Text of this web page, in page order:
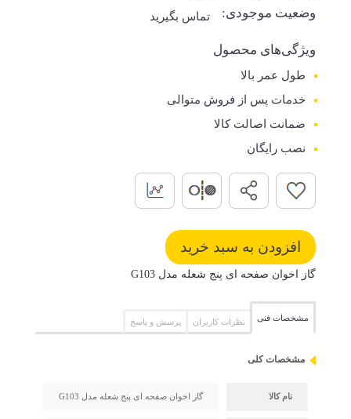
وضعیت موجودی: تماس بگیرید
ویژگی‌های محصول
طول عمر بالا
خدمات پس از فروش متوالی
ضمانت اصالت کالا
نصب رایگان
گاز اخوان صفحه ای پنج شعله مدل G103
مشخصات فنی نظرات کاربران پرسش و پاسخ
مشخصات کلی
نام کالا گاز اخوان صفحه ای پنج شعله مدل G103